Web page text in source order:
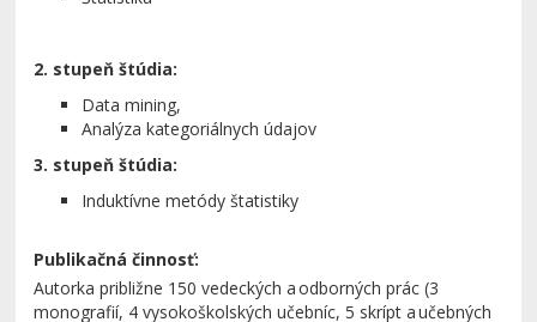
2. stupeň štúdia:
Data mining,
Analýza kategoriálnych údajov
3. stupeň štúdia:
Induktívne metódy štatistiky
Publikačná činnosť:
Autorka približne 150 vedeckých a odborných prác (3
monografií, 4vysokoškolských učebníc,5 skrípt a učebných